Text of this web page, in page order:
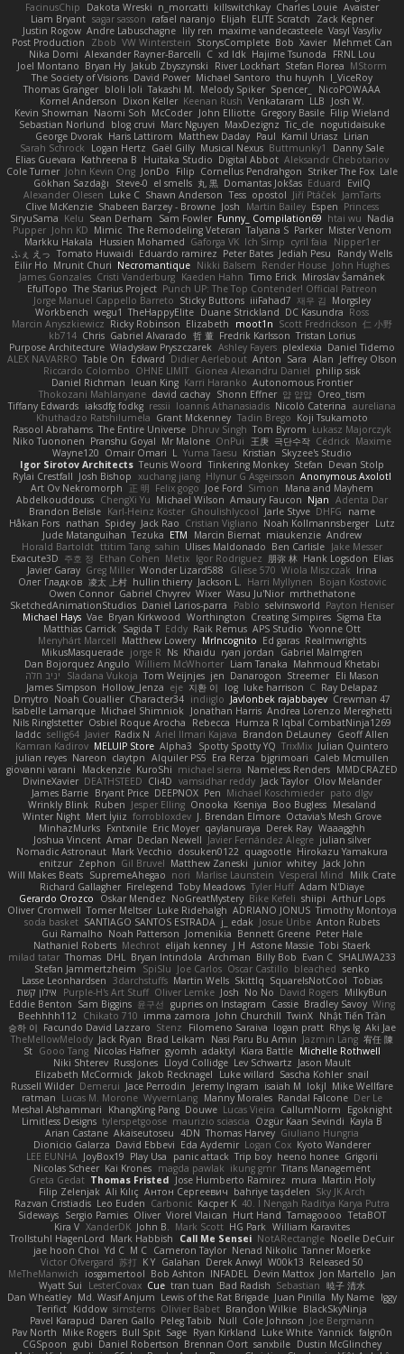
FacinusChip
Dakota Wreski n_morcatti killswitchkay Charles Louie Avaister
Liam Bryant sagar sasson rafael naranjo Elijah ELITE Scratch
Zack Kepner
Justin Rogow Andre Labuschagne lily ren maxime vandecasteele Vasyl Vasyliv
Post Production
Zbob VW Winterstein StorysComplete Bob Xavier Mehmet Can
Nika Domi Alexander Rayner-Barcelli C xd Idk Hajime Tsunoda
FRNL Lou
Joel Montano Bryan Hy Jakub Zbyszynski River Lockhart Stefan Florea MStorm
The Society of Visions David Power Michael Santoro thu huynh I_ViceRoy
Thomas Granger bloli loli Takashi M. Melody Spiker Spencer_
NicoPOWAAA
Kornel Anderson
Dixon Keller Keenan Rush Venkataram LLB
Josh W.
Kevin Showman Naomi Soh McCoder John Elliotte Gregory Basile Filip Wieland
Sebastian Norlund
blog cruvi Marc Nguyen MaxDezignz Tic_cle nogutidaisuke
George Dvorak Haris Lattirom Matthew Daday Paul Kamil Uriasz Lirian
Sarah Schrock
Logan Hertz Gaël Gilly Musical Nexus Buttmunky1
Danny Sale
Elias Guevara Kathreena B Huitaka Studio Digital Abbot Aleksandr Chebotariov
Cole Turner John Kevin Ong JonDo Filip Cornellus Pendrahgon Striker The Fox Lale
Gökhan Sazdağı
Steve-0 el smells 丸 黒 Domantas Jokšas Eduard
EvilQ
Alexander Olesen Luke C Shawn Anderson Tess opostol Jiří Ptáček JamTarts
Clive McKenzie Shabeen Barzey - Browne Josh Martin Bailey Espen Princess
SiryuSama Kelu Sean Derham Sam Fowler Funny_ Compilation69 htai wu Nadia
Pupper John KD Mimic The Remodeling Veteran Talyana S Parker Mister Venom
Markku Hakala
Hussien Mohamed Gaforga VK Ich Simp cyril faia
Nipper1er
ふぇ えっ Tomato Huwaidi Eduardo ramirez Peter Bates Jediah Pesu
Randy Wells
Eilir Ho Mrunit Churi Necromantique Nikki Balsem Render House John Hughes
James Gonzales Cristi Vanderburg Kaeden Hahn Timo Erick Miroslav Šamánek
EfulTopo The Starius Project Punch UP: The Top Contender! Official Patreon
Jorge Manuel Cappello Barreto Sticky Buttons iiiFahad7 재우 김 Morgsley
Workbench wegu1 TheHappyElite Duane Strickland DC Kasundra Ross
Marcin Anyszkiewicz Ricky Robinson Elizabeth moot1n Scott Fredrickson 仁 小野
kb714 Chris Gabriel Alvarado 哲 董 Fredrik Karlsson Tristan Lorius
Purpose Architecture Władysław Pryszczarek Ashley Fayers plexlexia Daniel Tidemo
ALEX NAVARRO Table On Edward Didier Aerlebout Anton Sara Alan Jeffrey Olson
Riccardo Colombo OHNE LIMIT Gionea Alexandru Daniel philip sisk
Daniel Richman Ieuan King Karri Haranko Autonomous Frontier
Thokozani Mahlanyane david cachay Shonn Effner 얍 얍얍 Oreo_tism
Tiffany Edwards iaksdfg fodkg ressii Ioannis Athanasiadis Nicolò Caterina aureliana
Khuthadzo Ratshilumela Grant Mckenney Tadin Brego Koji Tsukamoto
Rasool Abrahams The Entire Universe Dhruv Singh Tom Byrom Łukasz Majorczyk
Niko Tuononen Pranshu Goyal Mr Malone OnPui 王庚 극단수작 Cédrick Maxime
Wayne120 Omair Omari L Yuma Taesu Kristian Skyzee's Studio
Igor Sirotov Architects Teunis Woord Tinkering Monkey Stefan Devan Stolp
Rylai Crestfall Josh Bishop xuchang jiang Hlynur G Asgeirsson Anonymous Axolotl
Art Ov Nekromorph
正 明 Felix gogo Joe Ford Simon
Mana and Mayhem
Abdelkouddouss ChengXi Yu Michael Wilson Amaury Faucon Njan Adenta Dar
Brandon Belisle Karl-Heinz Köster Ghoulishlycool Jarle Styve DHFG
name
Håkan Fors nathan Spidey Jack Rao Cristian Vigliano Noah Kollmannsberger Lutz
Jude Matanguihan Tezuka ETM Marcin Biernat miaukenzie Andrew
Horald Bartoldt ttitim Tang sahin Ulises Maldonado Ben Carlisle Jake Messer
Exacute3D 주호 정 Ethan Cohen Metix Igor Rodriguez 朋弥 林 Hank Logsdon Elias
Javier Garay Greg Miller Wonder Lizard588 Gliese 570 Wiola Miszczak Irina
Олег Гладков 凌太 上村 hullin thierry Jackson L. Harri Myllynen
Bojan Kostovic
Owen Connor Gabriel Chvyrev Wixer Wasu Ju'Nior mrthethatone
SketchedAnimationStudios Daniel Larios-parra Pablo selvinsworld Payton Heniser
Michael Hays Vae Bryan Kirkwood Worthington Creating Simpires Sigma Eta
Matthias Carrick Sagida T Eddy Raik Remus APS Studio Yvonne Ott
Menyhárt Marcell Matthew Lowery MrIncognito Ed garas Realmwrights
MikusMasquerade jorge R Ns Khaidu ryan jordan
Gabriel Malmgren
Dan Bojorquez Angulo Williem McWhorter Liam Tanaka Mahmoud Khetabi
יניב חלה
Sladana Vukoja Tom Weijnjes jen Danarogon Streemer Eli Mason
James Simpson Hollow_Jenza eje 지환 이 log luke harrison C Ray Delapaz
Dmytro Noah Couallier Character34 indiiglo Javlonbek rajabbayev Crewman 47
Isabelle Lamarque Michael Shimniok Jonathan Harris Andrea Lorenzo Mereghetti
Nils Ringlstetter Osbiel Roque Arocha Rebecca Humza R Iqbal CombatNinja1269
laddc sellig64 Javier Radix N Ariel Ilmari Kajava Brandon DeLauney Geoff Allen
Kamran Kadirov MELUIP Store Alpha3 Spotty Spotty YQ TrixMix Julian Quintero
julian reyes Nareon claytpn Alquiler PS5 Era Rerza bjgrimoari Caleb Mcmullen
giovanni varani
Mackenzie KuroShi michael sierra Nameless Renders MMDCRAZED
DivineXavier DEATHSTEED Cli4D vamsidhar reddy Jack Taylor Olov Melander
James Barrie Bryant Price DEEPNOX Pen Michael Koschmieder pato dlgv
Wrinkly Blink Ruben Jesper Elling Onooka Kseniya Boo Bugless Mesaland
Winter Night Mert İyiiz forrobloxdev J. Brendan Elmore Octavia's Mesh Grove
MinhazMurks Fxntxnile Eric Moyer qaylanuraya Derek Ray Waaagghh
Joshua Vincent Amar Declan Newell Javier Fernández Alegre julian silver
Nomadic Astronaut Mark Vecchio dosuken0122 quagootle Hirokazu Yamakura
enitzur Zephon Gil Bruvel Matthew Zaneski junior whitey Jack John
Will Makes Beats SupremeAhegao nori Marlise Launstein Vesperal Mind
Milk Crate
Richard Gallagher Firelegend Toby Meadows Tyler Huff Adam N'Diaye
Gerardo Orozco
Oskar Mendez NoGreatMystery Bike Kefeli shiipi Arthur Lops
Oliver Cromwell Tomer Meltser Luke Ridehalgh ADRIANO JONUS Timothy Montoya
soda basket SANTIAGO SANTOS ESTRADA j_ edak Josue Uribe Anton Rubets
Gui Ramalho Noah Patterson Jomenikia Bennett Greene Peter Hale
Nathaniel Roberts Mechrot elijah kenney J H Astone Massie Tobi Staerk
milad tatar Thomas DHL Bryan Intindola Archman Billy Bob Evan C SHALIWA233
Stefan Jammertzheim
SpiSlu Joe Carlos Oscar Castillo bleached senko
Lasse Leonhardsen 3darchstuffs Martin Wells Skittlq SquareIsNotCool Tobias
אילון קשת
Purple-H's Art Stuff Oliver Lemke Josh No No David Rogers MilkyBun
Eddie Benton Sam Biggins 윤구선 gupries on Instagram Cassie Bradley Savoy Wing
Beehhhh112 Chikato 710 imma zamora John Churchill TwinX Nhật Tiến Trần
승하 이 Facundo David Lazzaro Stenz Filomeno Saraiva logan pratt Rhys lg Aki Jae
TheMellowMelody Jack Ryan Brad Leikam Nasi Paru Bu Amin Jazmin Lang 宥任 陳
St Gooo Tang Nicolas Hafner gyomh adaktyl Kiara Battle Michelle Rothwell
Niki Shterev RussJones Lloyd Collidge Lev Schwartz Jason Mault
Elizabeth McCormick Jakob Recknagel Luke willard Sascha Kohler snail
Russell Wilder Demerui Jace Perrodin Jeremy Ingram isaiah M lokjl Mike Wellfare
ratman Lucas M. Morone WyvernLang Manny Morales Randal Falcone Der Le
Meshal Alshammari
KhangXing Pang Douwe Lucas Vieira CallumNorm
Egoknight
Limitless Designs tylerspetgoose maurizio sciascia Özgür Kaan Sevindi Kayla B
Arian Castane Akaiseutoseu 4DN Thomas Harvey Giuliano Hungria
Dionicio Galarza David Ebbevi Eda Aydemir Logan Cox Kyoto Wanderer
LEE EUNHA JoyBox19 Play Usa panic attack Trip boy heeno honee Grigorii
Nicolas Scheer Kai Krones magda pawlak ikung gmr Titans Management
Greta Gedat Thomas Fristed Jose Humberto Ramirez mura Martin Holy
Filip Zelenjak Ali Kılıç Антон Сергеевич bahriye taşdelen Sky JK Arch
Razvan Cristiadis Leo Euden Carbonic Kacper K 40. I Nengah Raditya Karya Putra
Sideways Sergio Pamies Oliver Viorel Vlaican Hurt Hand Tamagoooo TetaBOT
Kira V XanderDK John B. Mark Scott HG Park William Karavites
Trollstuhl HagenLord Mark Habbish Call Me Sensei NotARectangle Noelle DeCuir
jae hoon Choi Yd C M C Cameron Taylor Nenad Nikolic Tanner Moerke
Victor Ofvergard 苏打 K Y Galahan Derek Anwyl W00k13 Released 50
MeTheManwich
iosgamertool Bob Ashton INFADEL Devin Mattox Jon Martello
Jan
Wyatt Sui
LesterCovax Cue tran tuan Bad Radish Sebastian 暁子 清水
Dan Wheatley Md. Wasif Anjum Lewis of the Rat Brigade Juan Pinilla My Name Iggy
Terifict Kiddow simsterns Olivier Babet Brandon Wilkie BlackSkyNinja
Pavel Karapud Daren Gallo Peleg Tabib Null Cole Johnson Joe Bergmann
Pav North Mike Rogers Bull Spit Sage Ryan Kirkland Luke White Yannick falgn0n
CGSpoon gubi Daniel Robertson Brennan Oort sanxbile Dustin McGlinchey